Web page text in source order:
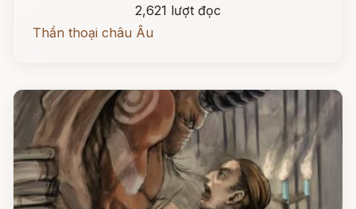
2,621 lượt đọc
Thần thoại châu Âu